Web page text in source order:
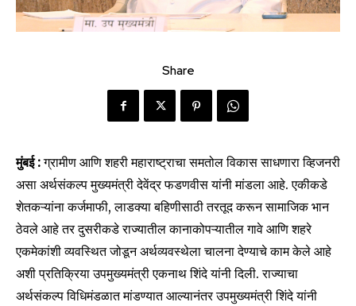
Share
मुंबई :ग्रामीण आणि शहरी महाराष्ट्राचा समतोल विकास साधणारा व्हिजनरी
असा अर्थसंकल्प मुख्यमंत्री देवेंद्र फडणवीस यांनी मांडला आहे. एकीकडे
शेतकऱ्यांना कर्जमाफी, लाडक्या बहिणीसाठी तरतूद करून सामाजिक भान
ठेवले आहे तर दुसरीकडे राज्यातील कानाकोपऱ्यातील गावे आणि शहरे
एकमेकांशी व्यवस्थित जोडून अर्थव्यवस्थेला चालना देण्याचे काम केले आहे
अशी प्रतिक्रिया उपमुख्यमंत्री एकनाथ शिंदे यांनी दिली. राज्याचा
अर्थसंकल्प विधिमंडळात मांडण्यात आल्यानंतर उपमुख्यमंत्री शिंदे यांनी